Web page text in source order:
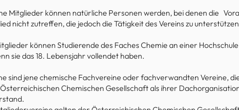
Mitglieder können natürliche Personen werden, bei denen die
nicht zutreffen, die jedoch die Tätigkeit des Vereins zu
können Studierende des Faches Chemie an einer
sie das 18. Lebensjahr vollendet haben.
sind jene chemische Fachvereine oder fachverwandten Vereine,
Chemischen Gesellschaft als ihrer